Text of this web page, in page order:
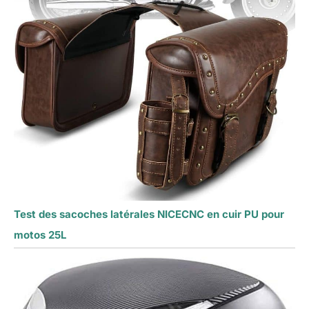
Test des sacoches latérales NICECNC en cuir PU pour
motos 25L